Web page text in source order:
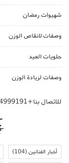
شهيوات رمضان
وصفات لانقاص الوزن
حلويات العيد
وصفات لزيادة الوزن
للاتصال بنا+212614999191
أخبار الفنانين(104)